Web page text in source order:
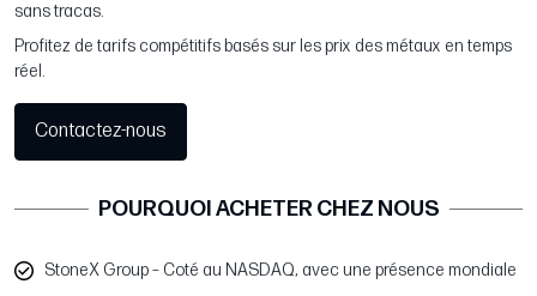
sans tracas.
Profitez de tarifs compétitifs basés sur les prix des métaux en temps
réel.
Contactez-nous
POURQUOI ACHETER CHEZ NOUS
StoneX Group – Coté au NASDAQ, avec une présence mondiale